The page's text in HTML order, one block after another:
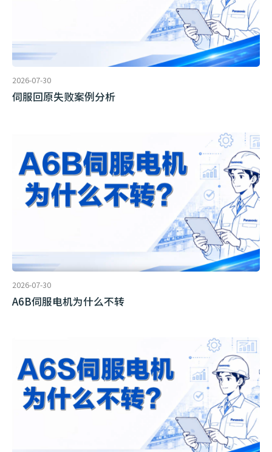
2026-07-30
伺服回原失败案例分析
2026-07-30
A6B伺服电机为什么不转